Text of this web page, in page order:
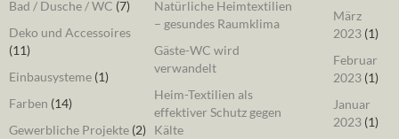
Bad / Dusche / WC (7)
Deko und Accessoires
(11)
Einbausysteme (1)
Farben (14)
Gewerbliche Projekte (2)
Natürliche Heimtextilien
– gesundes Raumklima
Gäste-WC wird
verwandelt
Heim-Textilien als
effektiver Schutz gegen
Kälte
März
2023(1)
Februar
2023(1)
Januar
2023(1)